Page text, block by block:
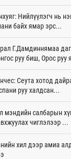
16 цаг 01 мин
Хасина Бангладешт
15 цаг 58 мин
15 цаг 54 мин
улсын хамтын
солилцов
сард Сүхбаатар
Нийлүүлэгч нь
байх ямар эрс...
Г.Дамдиннямаа
руу биш, Орос руу
Сеута хотод
руу халдсан...
мэндийн салбарын
чиглэлээр ...
хил дээр амиа